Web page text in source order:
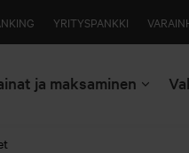
YRITYSPANKKI
ja maksaminen